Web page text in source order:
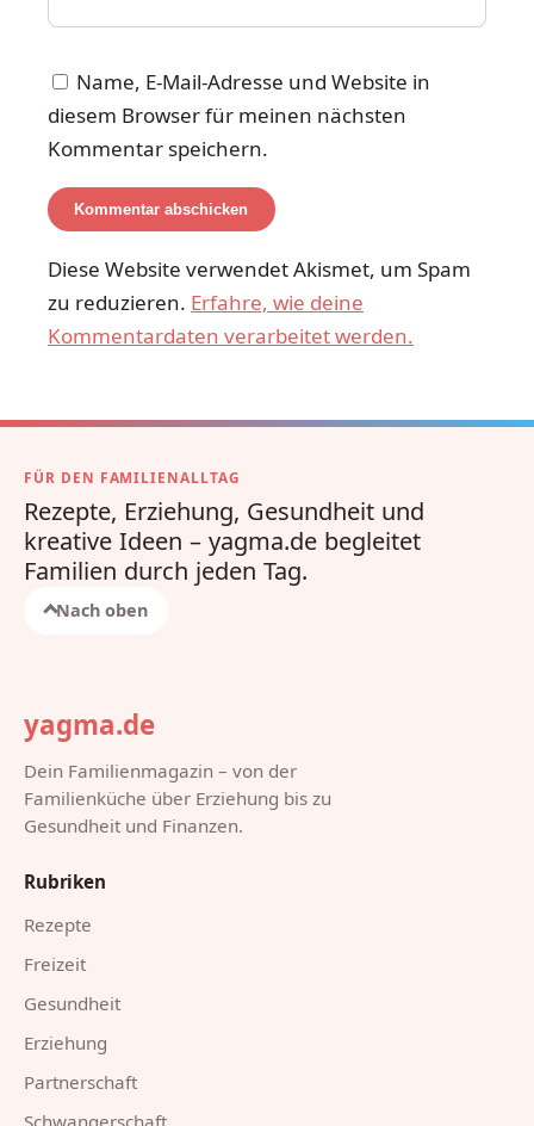
Name, E-Mail-Adresse und Website in
diesem Browser für meinen nächsten
Kommentar speichern.
Diese Website verwendet Akismet, um Spam
zu reduzieren. Erfahre, wie deine
Kommentardaten verarbeitet werden.
FÜR DEN FAMILIENALLTAG
Rezepte, Erziehung, Gesundheit und
kreative Ideen – yagma.de begleitet
Familien durch jeden Tag.
Nach oben
yagma.de
Dein Familienmagazin – von der
Familienküche über Erziehung bis zu
Gesundheit und Finanzen.
Rubriken
Rezepte
Freizeit
Gesundheit
Erziehung
Partnerschaft
Schwangerschaft